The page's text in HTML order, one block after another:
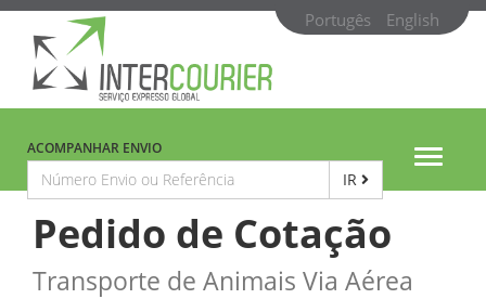
Portugês English
ACOMPANHAR ENVIO
IR
Toggle
Pedido de Cotação
Transporte de Animais Via Aérea